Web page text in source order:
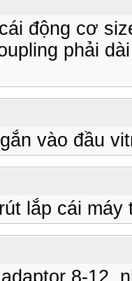
động cơ
phải
vào đầu
lắp cái máy
8-12,